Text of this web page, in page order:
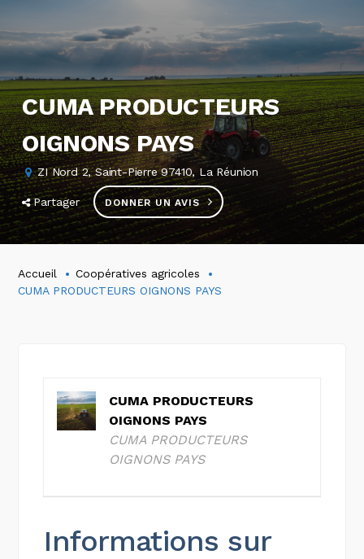
CUMA PRODUCTEURS
OIGNONS PAYS
ZI Nord 2, Saint-Pierre 97410, La Réunion
Partager DONNER UN AVIS
Accueil
Coopératives agricoles
CUMA PRODUCTEURS OIGNONS PAYS
CUMA PRODUCTEURS
OIGNONS PAYS
CUMA PRODUCTEURS
OIGNONS PAYS
Informations sur